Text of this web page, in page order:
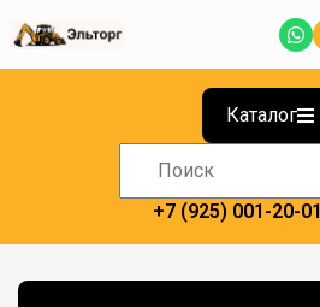
Каталог
+7 (925) 001-20-01